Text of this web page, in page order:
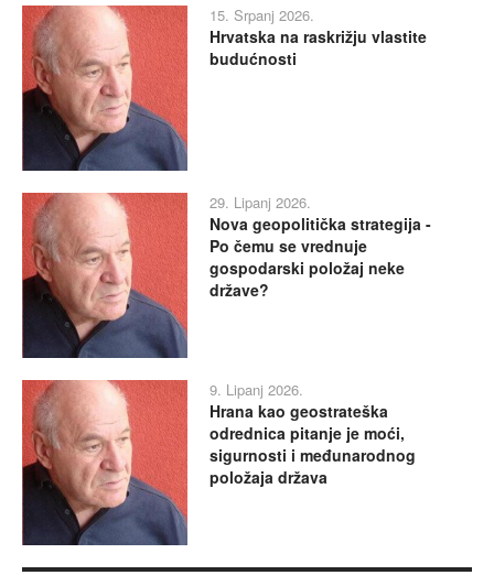
15. Srpanj 2026.
Hrvatska na raskrižju vlastite
budućnosti
29. Lipanj 2026.
Nova geopolitička strategija -
Po čemu se vrednuje
gospodarski položaj neke
države?
9. Lipanj 2026.
Hrana kao geostrateška
odrednica pitanje je moći,
sigurnosti i međunarodnog
položaja država